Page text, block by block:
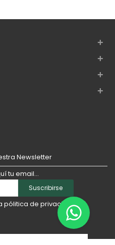
+
+
+
+
Newsletter
tu email...
Suscribirse
pólitica de privacidad